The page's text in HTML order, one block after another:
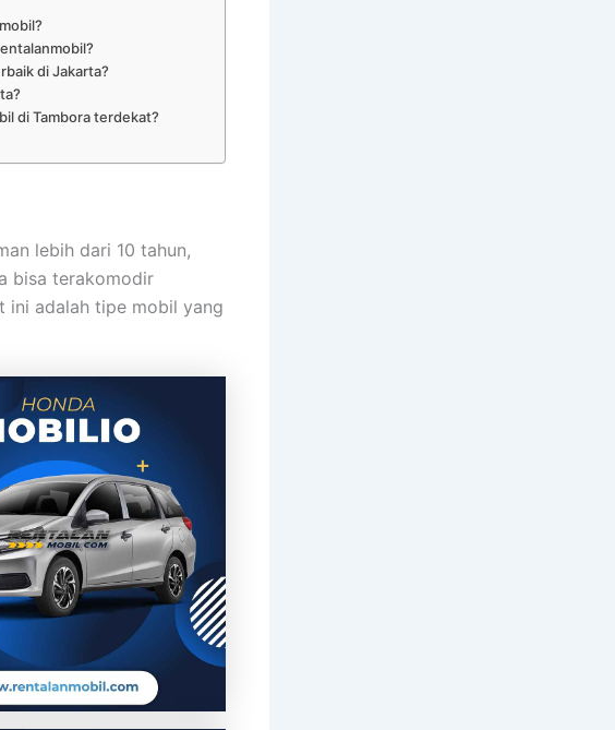
di Jakarta?
di Tambora terdekat?
lebih dari 10 tahun,
bisa terakomodir
ini adalah tipe mobil yang